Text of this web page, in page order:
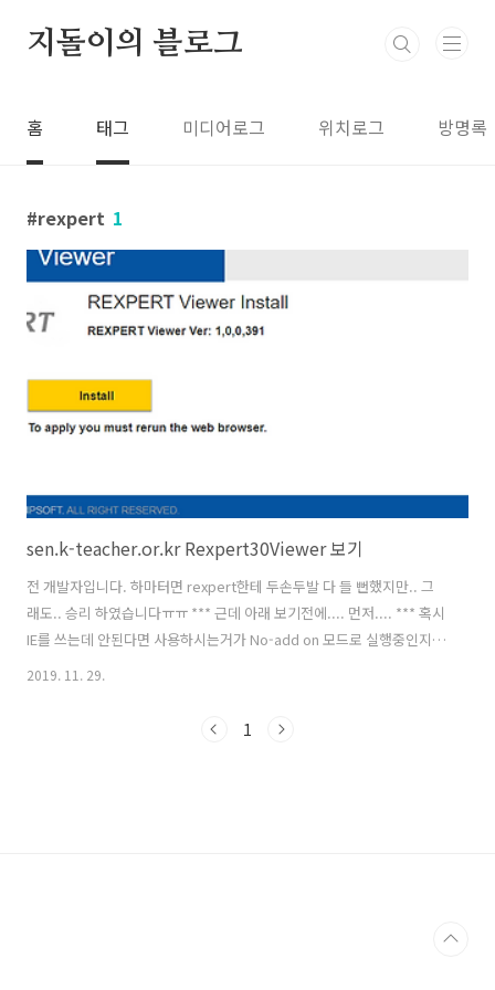
지돌이의 블로그
홈 태그 미디어로그 위치로그 방명록
rexpert 1
sen.k-teacher.or.kr Rexpert30Viewer 보기
전 개발자입니다. 하마터면 rexpert한테 두손두발 다 들 뻔했지만.. 그
래도.. 승리 하였습니다ㅠㅠ *** 근데 아래 보기전에.... 먼저.... *** 혹시
IE를 쓰는데 안된다면 사용하시는거가 No-add on 모드로 실행중인지
확인해 보시기 바랍니다. 그럼 안돼요...
no-add-ons-mode Run Internet Explorer in No Add-ons mode
2019. 11. 29.
1